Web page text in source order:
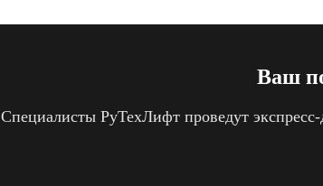
Ваш
Специалисты РуТехЛифт проведут экспресс-